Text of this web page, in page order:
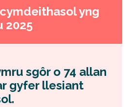
yng
2025
sgôr o 74 allan
gyfer llesiant